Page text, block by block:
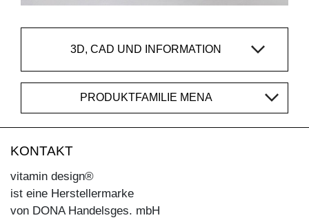
3D, CAD UND INFORMATION
PRODUKTFAMILIE MENA
KONTAKT
vitamin design®
ist eine Herstellermarke
von DONA Handelsges. mbH